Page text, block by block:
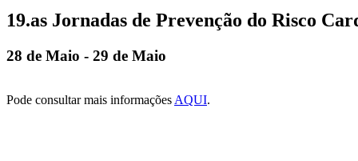
19.as Jornadas de Prevenção do Risco
28 de Maio - 29 de Maio
Pode consultar mais informações AQUI.